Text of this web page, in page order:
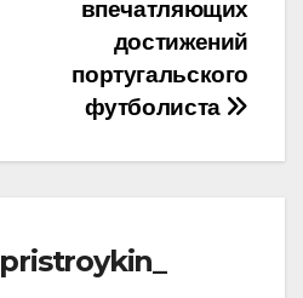
впечатляющих
достижений
португальского
футболиста
pristroykin_